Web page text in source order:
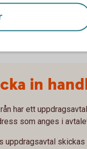
in
har ett
som anges i
uppdragsavtal